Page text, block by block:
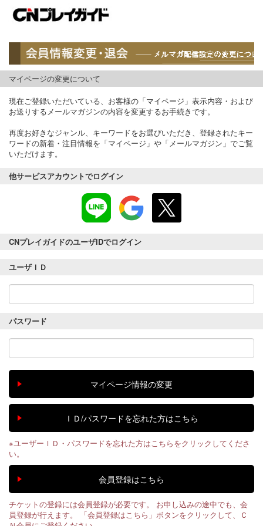
マイページの変更について
現在ご登録いただいている、お客様の「マイページ」表示内容・および
お送りするメールマガジンの内容を変更するお手続きです。
再度お好きなジャンル、キーワードをお選びいただき、登録されたキー
ワードの新着・注目情報を「マイページ」や「メールマガジン」でご覧
いただけます。
他サービスアカウントでログイン
CNプレイガイドのユーザIDでログイン
ユーザＩＤ
パスワード
※ユーザーＩＤ・パスワードを忘れた方はこちらをクリックしてくださ
い。
チケットの登録には会員登録が必要です。 お申し込みの途中でも、会
員登録が行えます。 「会員登録はこちら」ボタンをクリックして、Ｃ